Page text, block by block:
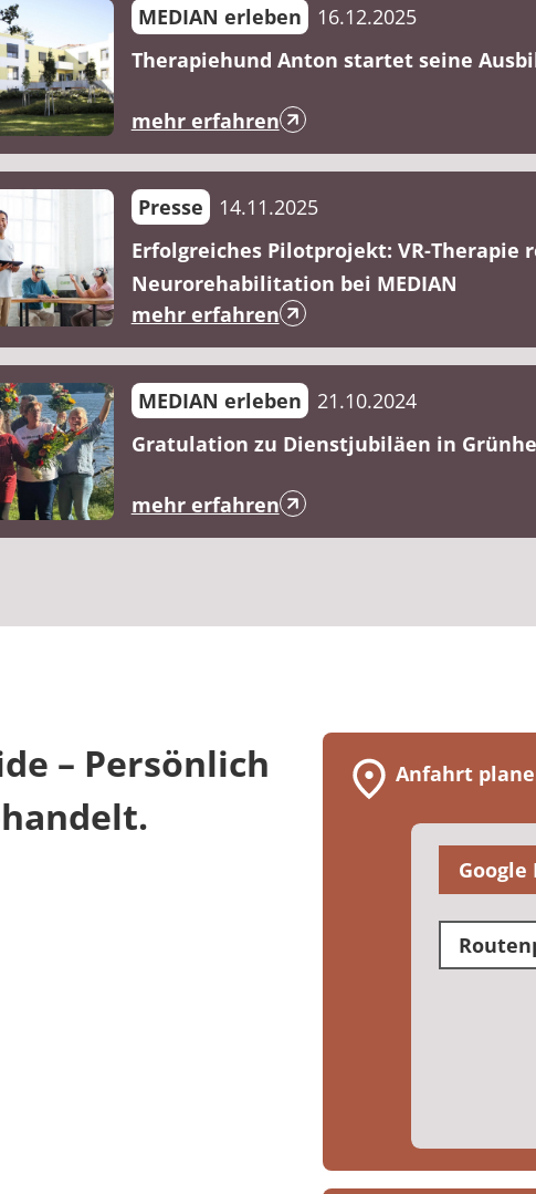
MEDIAN erleben
16.12.2025
Therapiehund Anton startet seine
mehr erfahren
Presse
14.11.2025
Erfolgreiches Pilotprojekt: VR-
Neurorehabilitation bei MEDIAN
mehr erfahren
MEDIAN erleben
21.10.2024
Gratulation zu Dienstjubiläen in
mehr erfahren
– Persönlich
Anfahrt
Google